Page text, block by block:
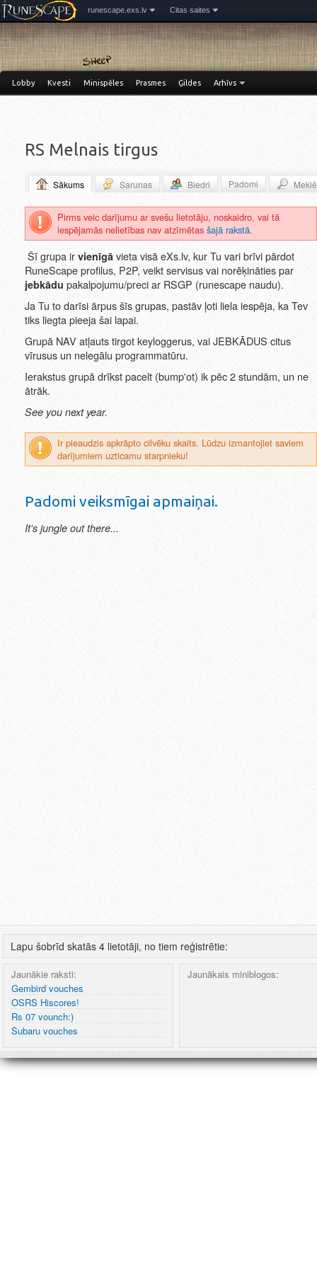
runescape.exs.lv Citas saites
Lobby Kvesti Minispēles Prasmes Ģildes Arhīvs
RS Melnais tirgus
Sākums Sarunas Biedri Padomi
Pirms veic darījumu ar svešu lietotāju, noskaidro, vai tā
iespējamās nelietības nav atzīmētas šajā rakstā.
Šī grupa ir vienīgā vieta visā eXs.lv, kur Tu vari brīvi pārdot
RuneScape profilus, P2P, veikt servisus vai norēķināties par
jebkādu pakalpojumu/preci ar RSGP (runescape naudu).
Ja Tu to darīsi ārpus šīs grupas, pastāv ļoti liela iespēja, ka Tev
tiks liegta pieeja šai lapai.
Grupā NAV atļauts tirgot keyloggerus, vai JEBKĀDUS citus
vīrusus un nelegālu programmatūru.
Ierakstus grupā drīkst pacelt (bump'ot) ik pēc 2 stundām, un ne
ātrāk.
See you next year.
Ir pieaudzis apkrāpto cilvēku skaits. Lūdzu izmantojiet saviem
darījumiem uzticamu starpnieku!
Padomi veiksmīgai apmaiņai.
It's jungle out there...
Lapu šobrīd skatās 4 lietotāji, no tiem reģistrētie:
Jaunākie raksti:
Gembird vouches
OSRS Hiscores!
Rs 07 vounch:)
Subaru vouches
Jaunākais miniblogos: